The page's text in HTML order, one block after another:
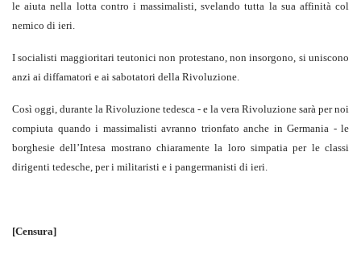
le aiuta nella lotta contro i massimalisti, svelando tutta la sua affinità col
nemico di ieri.
I socialisti maggioritari teutonici non protestano, non insorgono, si uni­scono
anzi ai diffamatori e ai sabotatori della Rivoluzione.
Così oggi, durante la Rivoluzione tedesca - e la vera Rivoluzione sarà per noi
compiuta quando i massimalisti avranno trionfato anche in Germania - le
borghesie dell’Intesa mostrano chiaramente la loro simpatia per le classi
dirigenti tedesche, per i militaristi e i pangermanisti di ieri.
[Censura]